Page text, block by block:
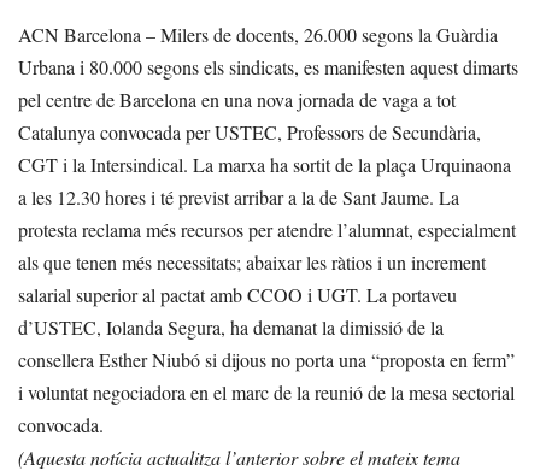
ACN Barcelona – Milers de docents, 26.000 segons la Guàrdia
Urbana i 80.000 segons els sindicats, es manifesten aquest dimarts
pel centre de Barcelona en una nova jornada de vaga a tot
Catalunya convocada per USTEC, Professors de Secundària,
CGT i la Intersindical. La marxa ha sortit de la plaça Urquinaona
a les 12.30 hores i té previst arribar a la de Sant Jaume. La
protesta reclama més recursos per atendre l’alumnat, especialment
als que tenen més necessitats; abaixar les ràtios i un increment
salarial superior al pactat amb CCOO i UGT. La portaveu
d’USTEC, Iolanda Segura, ha demanat la dimissió de la
consellera Esther Niubó si dijous no porta una “proposta en ferm”
i voluntat negociadora en el marc de la reunió de la mesa sectorial
convocada.
(Aquesta notícia actualitza l’anterior sobre el mateix tema